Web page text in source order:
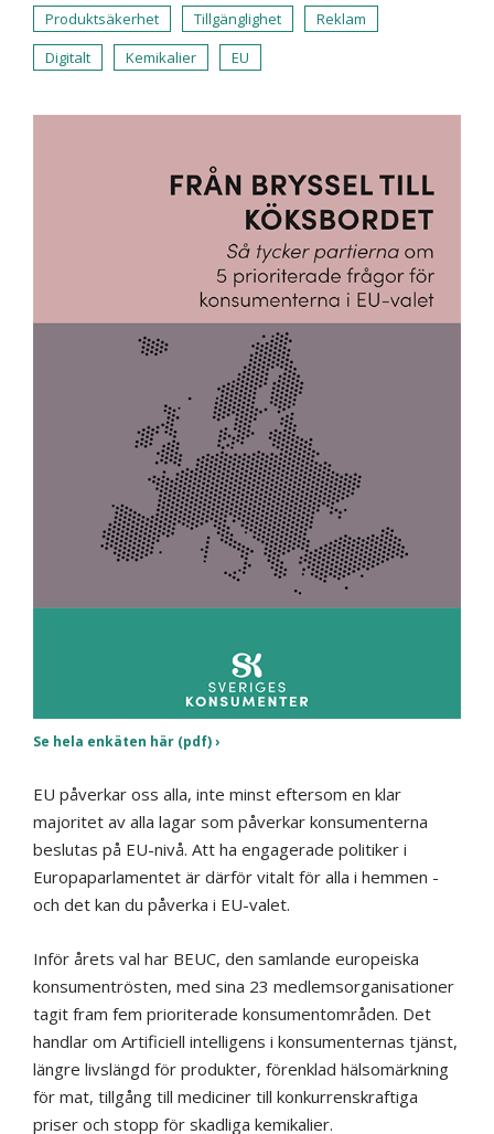
Produktsäkerhet
Tillgänglighet
Reklam
Digitalt
Kemikalier EU
Se hela enkäten här (pdf)
EU påverkar oss alla, inte minst eftersom en klar
majoritet av alla lagar som påverkar konsumenterna
beslutas på EU-nivå. Att ha engagerade politiker i
Europaparlamentet är därför vitalt för alla i hemmen -
och det kan du påverka i EU-valet.
Inför årets val har BEUC, den samlande europeiska
konsumentrösten, med sina 23 medlemsorganisationer
tagit fram fem prioriterade konsumentområden. Det
handlar om Artificiell intelligens i konsumenternas tjänst,
längre livslängd för produkter, förenklad hälsomärkning
för mat, tillgång till mediciner till konkurrenskraftiga
priser och stopp för skadliga kemikalier.